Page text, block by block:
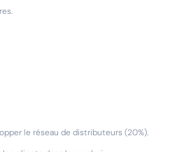
le réseau de distributeurs (20%).